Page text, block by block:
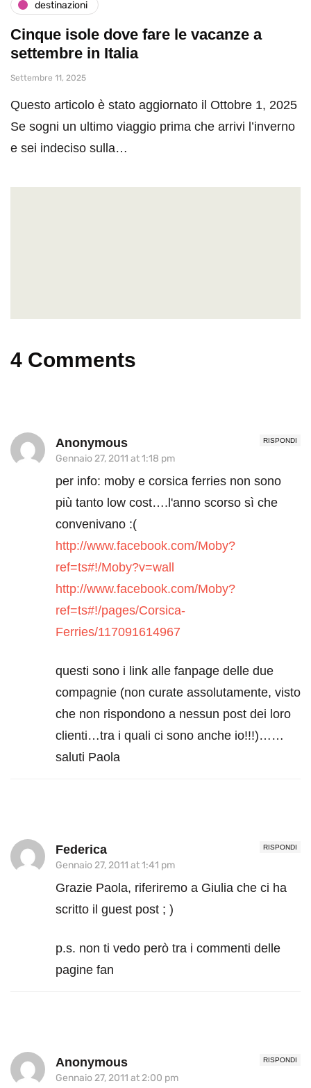
destinazioni
Cinque isole dove fare le vacanze a
settembre in Italia
Settembre 11, 2025
Questo articolo è stato aggiornato il Ottobre 1, 2025
Se sogni un ultimo viaggio prima che arrivi l’inverno
e sei indeciso sulla…
4 Comments
RISPONDI
Anonymous
Gennaio 27, 2011 at 1:18 pm
per info: moby e corsica ferries non sono
più tanto low cost….l'anno scorso sì che
convenivano :(
http://www.facebook.com/Moby?
ref=ts#!/Moby?v=wall
http://www.facebook.com/Moby?
ref=ts#!/pages/Corsica-
Ferries/117091614967
questi sono i link alle fanpage delle due
compagnie (non curate assolutamente, visto
che non rispondono a nessun post dei loro
clienti…tra i quali ci sono anche io!!!)……
saluti Paola
RISPONDI
Federica
Gennaio 27, 2011 at 1:41 pm
Grazie Paola, riferiremo a Giulia che ci ha
scritto il guest post ; )
p.s. non ti vedo però tra i commenti delle
pagine fan
RISPONDI
Anonymous
Gennaio 27, 2011 at 2:00 pm